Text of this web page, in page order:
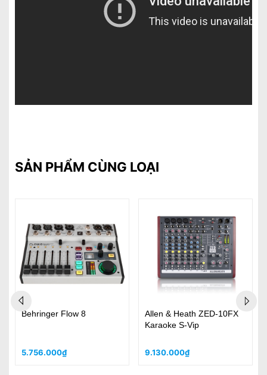
SẢN PHẨM CÙNG LOẠI
Behringer Flow 8
5.756.000₫
Allen & Heath ZED-10FX
Karaoke S-Vip
9.130.000₫